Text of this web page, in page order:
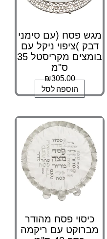
מגש פסח (עם סימני
דבק )ציפוי ניקל עם
בומצים מקריסטל 35
ס"מ
₪305.00
הוספה לסל
כיסוי פסח מהודר
מברוקט עם ריקמה